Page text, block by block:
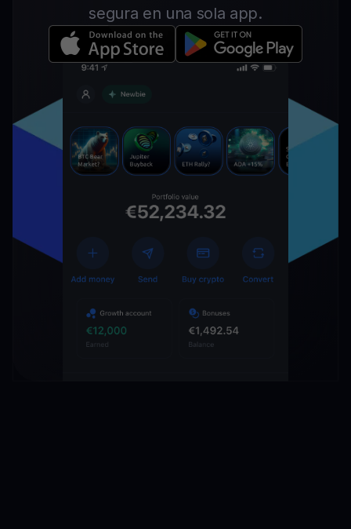
segura en una sola app.